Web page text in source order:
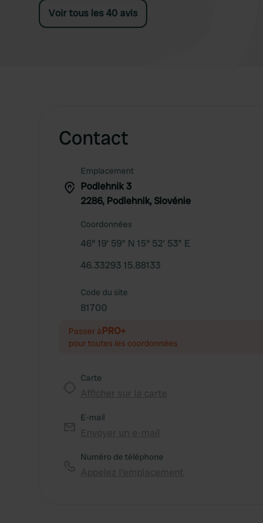
Voir tous les 40 avis
Contact
Emplacement
Podlehnik 3
2286, Podlehnik, Slovénie
Coordonnées
46° 19' 59" N 15° 52' 53" E
46.33293 15.88133
Code du site
81700
Passer àPRO+
pour toutes les coordonnées
Carte
E-mail
Numéro de téléphone